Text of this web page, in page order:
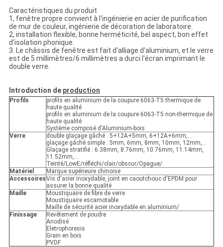
Caractéristiques du produit
1, fenêtre propre convient à l'ingénierie en acier de purification
de mur de couleur, ingénierie de décoration de laboratoire.
2, installation flexible, bonne herméticité, bel aspect, bon effet
d'isolation phonique.
3. Le châssis de fenêtre est fait d'alliage d'aluminium, et le verre
est de 5 millimètres/6 millimètres a durci l'écran imprimant le
double verre.
Introduction de production
Profils
profils en aluminium de la coupure 6063-T5 thermique de
haute qualité
profils en aluminium de la coupure 6063-T5 non-thermique de
haute qualité
Système composé d'Aluminium-bois
Verre
double glaçage gâché : 5+12A+5mm, 6+12A+6mm,…
glaçage gâché simple : 5mm, 6mm, 8mm, 10mm, 12mm,…
Glaçage stratifié : 6.38mm, 8.76mm, 10.76mm, 11.14mm,
11.52mm,…
Teinté/LowE/réfléchi/clair/obscur/Opague/
Matériel
Marque supérieure chinoise
AccessoiresVis d'acier inoxydable, joint en caoutchouc d'EPDM pour
assurer la bonne qualité
Maille
Moustiquaire de fibre de verre
Moustiquaire escamotable
Maille de sécurité acier inoxydable en aluminium/
Finissage
Revêtement de poudre
Anodisé
Eletrophoresis
Grain en bois
PVDF